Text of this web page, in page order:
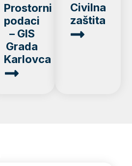
Prostorni
podaci
– GIS
Grada
Karlovca
Civilna
zaštita